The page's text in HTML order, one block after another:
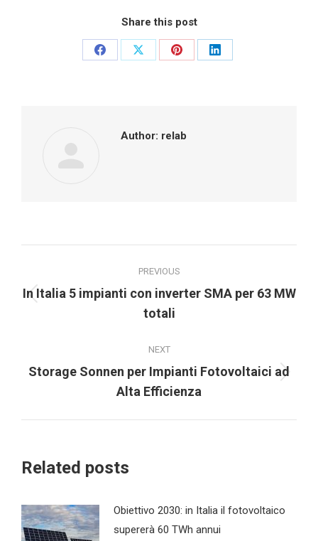
Share this post
Share
Share
Share
Share
Author: relab
navigation
PREVIOUS
Previous
post:
In Italia 5 impianti con inverter SMA per 63 MW
totali
NEXT
Next
post:
Storage Sonnen per Impianti Fotovoltaici ad
Alta Efficienza
Related posts
Obiettivo 2030: in Italia il fotovoltaico
supererà 60 TWh annui